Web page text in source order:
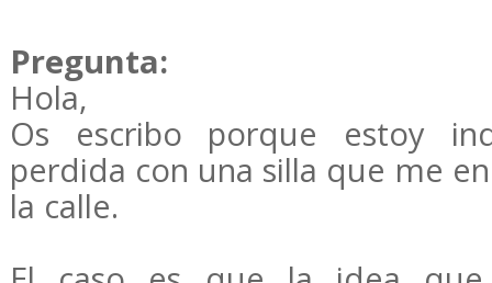
Pregunta:
Hola,
Os escribo porque estoy
perdida con una silla que me
la calle.